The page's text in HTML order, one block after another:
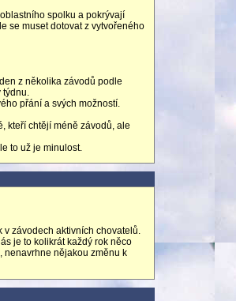
spolku a pokrývají
se muset dotovat z vytvořeného
z několika závodů podle
týdnu.
přání a svých možností.
kteří chtějí méně závodů, ale
to už je minulost.
v závodech aktivních chovatelů.
je to kolikrát každý rok něco
nenavrhne nějakou změnu k